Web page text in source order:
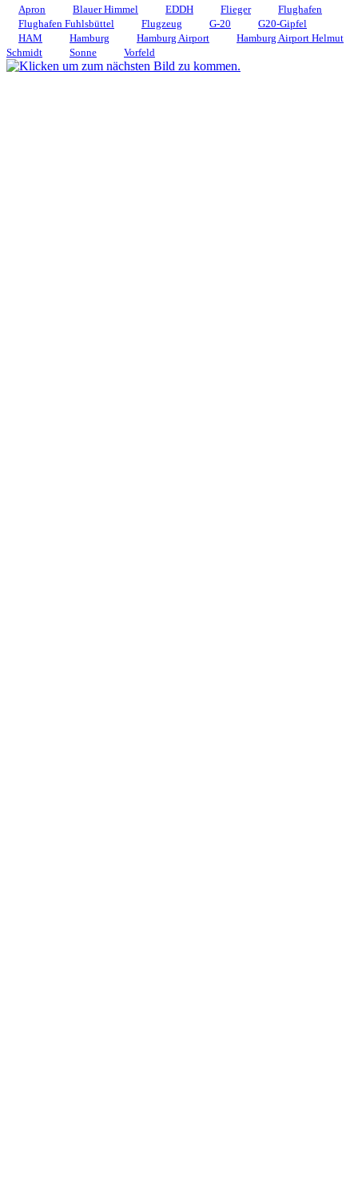
Apron Blauer Himmel EDDH Flieger
Flughafen
Flughafen Fuhlsbüttel
Flugzeug G-20
G20-Gipfel
HAM
Hamburg Hamburg Airport
Hamburg Airport Helmut
Schmidt
Sonne Vorfeld